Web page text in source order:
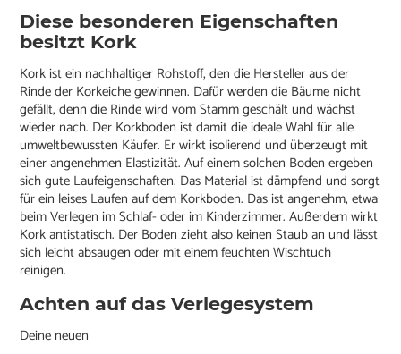
Diese besonderen Eigenschaften
besitzt Kork
Kork ist ein nachhaltiger Rohstoff, den die Hersteller aus der
Rinde der Korkeiche gewinnen. Dafür werden die Bäume nicht
gefällt, denn die Rinde wird vom Stamm geschält und wächst
wieder nach. Der Korkboden ist damit die ideale Wahl für alle
umweltbewussten Käufer. Er wirkt isolierend und überzeugt mit
einer angenehmen Elastizität. Auf einem solchen Boden ergeben
sich gute Laufeigenschaften. Das Material ist dämpfend und sorgt
für ein leises Laufen auf dem Korkboden. Das ist angenehm, etwa
beim Verlegen im Schlaf- oder im Kinderzimmer. Außerdem wirkt
Kork antistatisch. Der Boden zieht also keinen Staub an und lässt
sich leicht absaugen oder mit einem feuchten Wischtuch
reinigen.
Achten auf das Verlegesystem
Deine neuen